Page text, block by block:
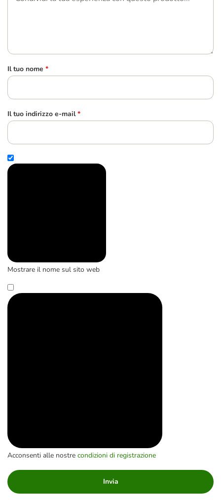
Il tuo nome *
Il tuo indirizzo e-mail *
Mostrare il nome sul sito web
Acconsenti alle nostre condizioni di registrazione
Invia